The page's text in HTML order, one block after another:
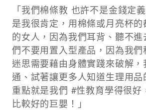
「我們棉條教 也許不是金錢定
是我很肯定，用棉條或月亮杯
的女人，因為我們耳背、聽不
們不要用置入型產品，因為我
迷思需要藉由身體實踐來破解
通、試著讓更多人知道生理用品
重點就是我們 #性教育學得很好
比較好的巨嬰！」​​